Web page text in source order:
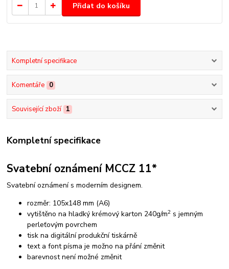
Přidat do košíku
Kompletní specifikace
Komentáře 0
Související zboží 1
Kompletní specifikace
Svatební oznámení MCCZ 11*
Svatební oznámení s moderním designem.
rozměr: 105x148 mm (A6)
vytištěno na hladký krémový karton 240g/m2 s jemným
perleťovým povrchem
tisk na digitální produkční tiskárně
text a font písma je možno na přání změnit
barevnost není možné změnit